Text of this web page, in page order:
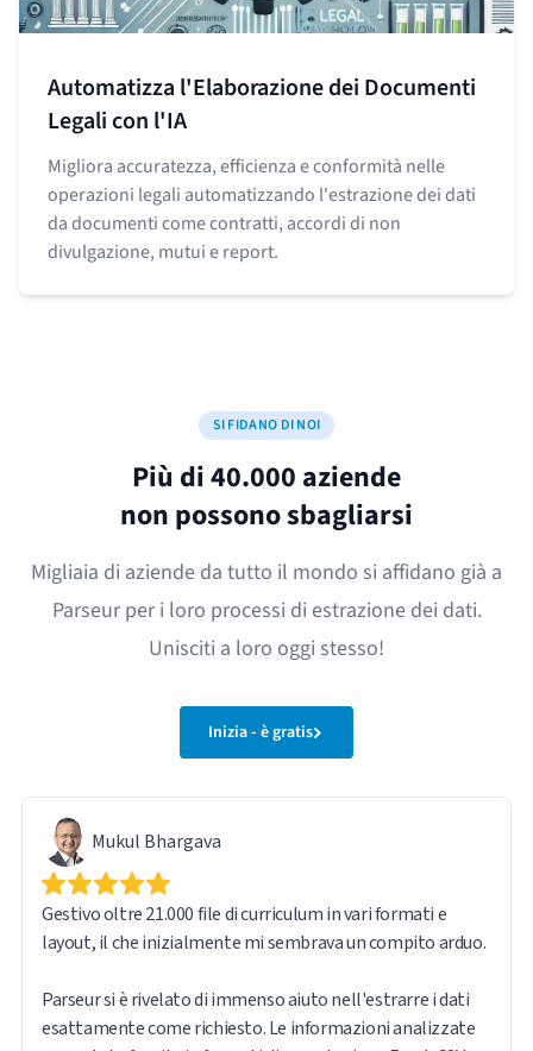
Automatizza l'Elaborazione dei Documenti
Legali con l'IA
Migliora accuratezza, efficienza e conformità nelle
operazioni legali automatizzando l'estrazione dei dati
da documenti come contratti, accordi di non
divulgazione, mutui e report.
SI FIDANO DI NOI
Più di 40.000 aziende
non possono sbagliarsi
Migliaia di aziende da tutto il mondo si affidano già a
Parseur per i loro processi di estrazione dei dati.
Unisciti a loro oggi stesso!
Inizia - è gratis
Mukul Bhargava
Gestivo oltre 21.000 file di curriculum in vari formati e
layout, il che inizialmente mi sembrava un compito arduo.
Parseur si è rivelato di immenso aiuto nell'estrarre i dati
esattamente come richiesto. Le informazioni analizzate